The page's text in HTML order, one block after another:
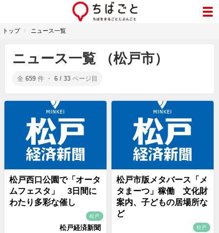
トップ ニュース一覧
ニュース一覧 （松戸市）
全 659 件 ・ 6 / 33 ページ目
松戸西口公園で「オータ
ムフェスタ」 3日間に
わたり多彩な催し
松戸
松戸経済新聞
松戸市版メタバース「メ
タまーつ」稼働 文化財
案内、子どもの居場所な
ど
松戸